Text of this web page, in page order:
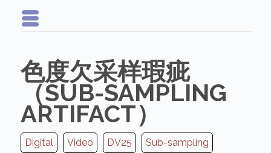
色度欠采样瑕疵
（SUB-SAMPLING
ARTIFACT）
Digital Video DV25 Sub-sampling